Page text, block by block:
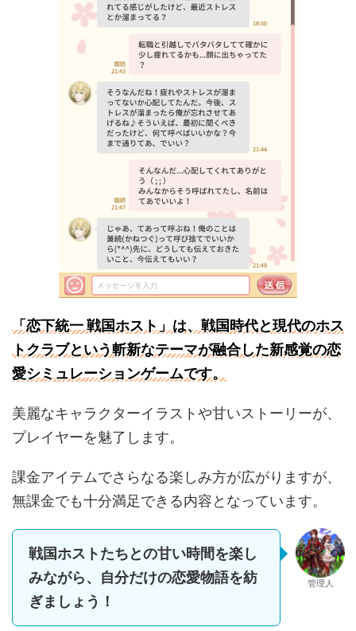
「恋下統一 戦国ホスト」は、戦国時代と現代のホス
トクラブという斬新なテーマが融合した新感覚の恋
愛シミュレーションゲームです。
美麗なキャラクターイラストや甘いストーリーが、
プレイヤーを魅了します。
課金アイテムでさらなる楽しみ方が広がりますが、
無課金でも十分満足できる内容となっています。
戦国ホストたちとの甘い時間を楽し
みながら、自分だけの恋愛物語を紡
ぎましょう！
管理人